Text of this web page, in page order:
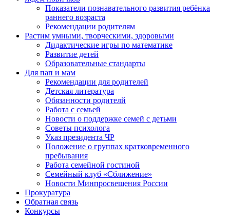
Показатели познавательного развития ребёнка
раннего возраста
Рекомендации родителям
Растим умными, творческими, здоровыми
Дидактические игры по математике
Развитие детей
Образовательные стандарты
Для пап и мам
Рекомендации для родителей
Детская литература
Обязанности родителй
Работа с семьей
Новости о поддержке семей с детьми
Советы психолога
Указ президента ЧР
Положение о группах кратковременного
пребывания
Работа семейной гостиной
Семейный клуб «Сближение»
Новости Минпросвещения России
Прокуратура
Обратная связь
Конкурсы